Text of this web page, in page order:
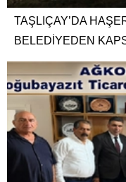
TAŞLIÇAY’DA
BELEDİYEDEN